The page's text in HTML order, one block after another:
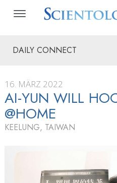
DAILY CONNECT
16. MÄRZ 2022
AI-YUN WILL
@HOME
KEELUNG, TAIWAN